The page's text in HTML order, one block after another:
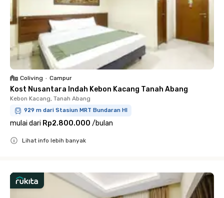
Coliving • Campur
Kost Nusantara Indah Kebon Kacang Tanah Abang
Kebon Kacang, Tanah Abang
929 m dari Stasiun MRT Bundaran HI
mulai dari Rp2.800.000 /bulan
Lihat info lebih banyak